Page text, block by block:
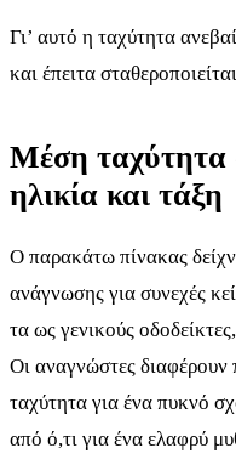
Γι’ αυτό η ταχύτητα
και έπειτα
Μέση ταχύτητα
ηλικία και τάξη
Ο παρακάτω πίνακας
ανάγνωσης για συνεχές
τα ως γενικούς
Οι αναγνώστες
ταχύτητα για ένα πυκνό
από ό,τι για ένα ελαφρύ